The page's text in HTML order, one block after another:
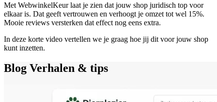
Met WebwinkelKeur laat je zien dat jouw shop juridisch top voor
elkaar is. Dat geeft vertrouwen en verhoogt je omzet tot wel 15%.
Mooie reviews versterken dat effect nog eens extra.
In deze korte video vertellen we je graag hoe jij dit voor jouw shop
kunt inzetten.
Blog Verhalen & tips